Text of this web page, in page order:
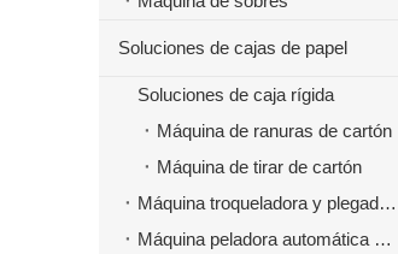
Soluciones de cajas de papel
Soluciones de caja rígida
Máquina de ranuras de cartón
Máquina de tirar de cartón
Máquina troqueladora y plegadora
Máquina peladora automática de cajas de papel